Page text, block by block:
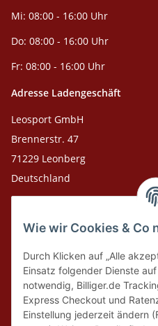
Wie wir Cookies & Co
Durch Klicken auf „Alle
Einsatz folgender Dienste
notwendig, Billiger.de
Express Checkout und
Einstellung jederzeit ändern
Mi: 08:00 - 16:00 Uhr
Do: 08:00 - 16:00 Uhr
Fr: 08:00 - 16:00 Uhr
Adresse Ladengeschäft
Leosport GmbH
Brennerstr. 47
71229 Leonberg
Deutschland
Leosport GmbH
75378 Bad Liebenzell
Tel. Laden 07152-909493